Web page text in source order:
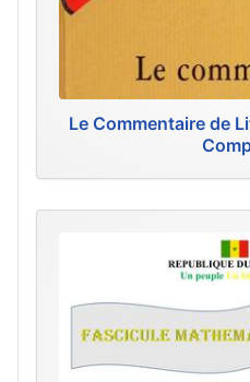
Le Commentaire de